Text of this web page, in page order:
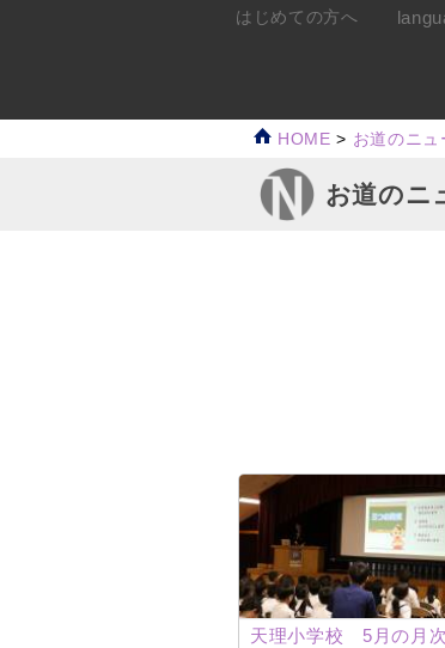
HOME > お道のニュ
お道のニ
天理小学校 5月の月
はじめての方へ